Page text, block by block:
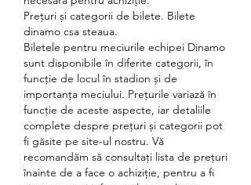
Prețuri și categorii de bilete. Bilete
dinamo csa steaua.
Biletele pentru meciurile echipei Dinamo
sunt disponibile în diferite categorii, în
funcție de locul în stadion și de
importanța meciului. Prețurile variază în
funcție de aceste aspecte, iar detaliile
complete despre prețuri și categorii pot
fi găsite pe site-ul nostru. Vă
recomandăm să consultați lista de prețuri
înainte de a face o achiziție, pentru a fi